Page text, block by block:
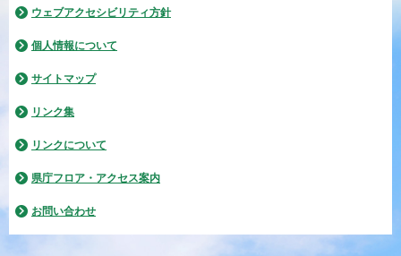
ウェブアクセシビリティ方針
個人情報について
サイトマップ
リンク集
リンクについて
県庁フロア・アクセス案内
お問い合わせ